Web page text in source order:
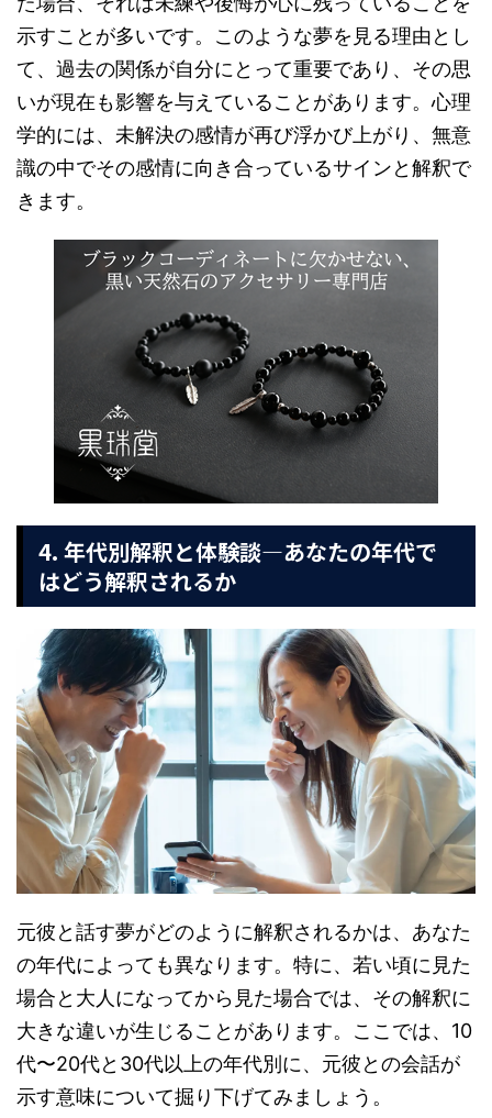
示すことが多いです。このような夢を見る理由とし
て、過去の関係が自分にとって重要であり、その思
いが現在も影響を与えていることがあります。心理
学的には、未解決の感情が再び浮かび上がり、無意
識の中でその感情に向き合っているサインと解釈で
きます。
4. 年代別解釈と体験談—あなたの年代で
はどう解釈されるか
元彼と話す夢がどのように解釈されるかは、あなた
の年代によっても異なります。特に、若い頃に見た
場合と大人になってから見た場合では、その解釈に
大きな違いが生じることがあります。ここでは、10
代〜20代と30代以上の年代別に、元彼との会話が
示す意味について掘り下げてみましょう。